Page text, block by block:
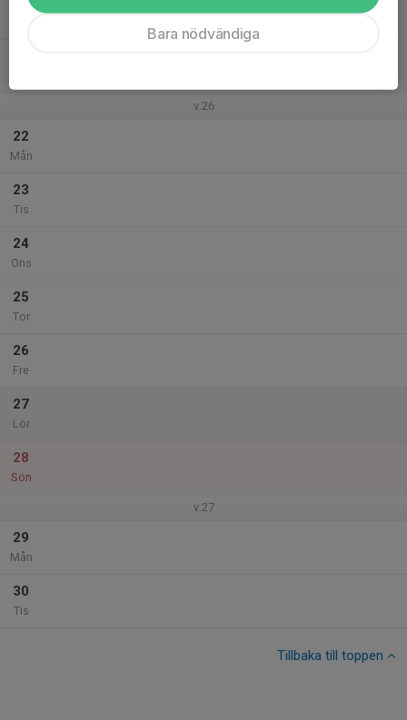
v.26
22
Mån
23
Tis
24
Ons
25
Tor
26
Fre
27
Lör
28
Sön
v.27
29
Mån
30
Tis
Tillbaka till toppen
Bara nödvändiga